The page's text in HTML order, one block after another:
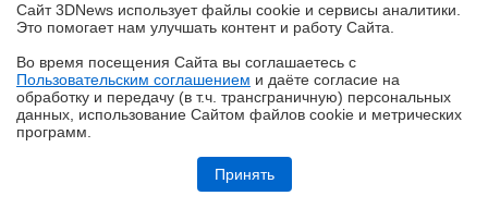
Ryzen и DDR5-6000 на чипах Samsung — G.Skill даёт добро
Меню плеера состоит из восьми частей: Internet
Timeshift, Channel Surf, Mute. Как видите, подборка
настолько же странна, насколько и разнообразна. К
примеру, почему кнопочку Mute нельзя было
поместить не в меню, а в правую часть плеера,
рядом с управлением звуком, каналами,
Сайт 3DNews использует файлы cookie и сервисы аналитики.
Это помогает нам улучшать контент и работу Cайта.
Во время посещения Cайта вы соглашаетесь с
Пользовательским соглашением и даёте согласие на
обработку и передачу (в т.ч. трансграничную) персональных
данных, использование Cайтом файлов cookie и метрических
программ.
Принять